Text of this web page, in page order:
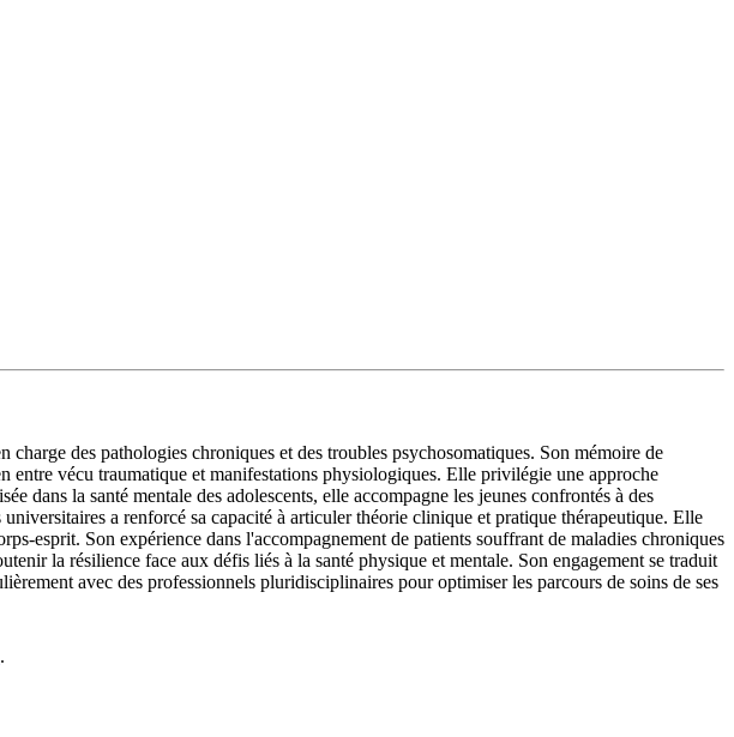
des pathologies chroniques et des troubles psychosomatiques. Son mémoire de
vécu traumatique et manifestations physiologiques. Elle privilégie une approche
dans la santé mentale des adolescents, elle accompagne les jeunes confrontés à des
a renforcé sa capacité à articuler théorie clinique et pratique thérapeutique. Elle
esprit. Son expérience dans l'accompagnement de patients souffrant de maladies chroniques
la résilience face aux défis liés à la santé physique et mentale. Son engagement se traduit
avec des professionnels pluridisciplinaires pour optimiser les parcours de soins de ses
.